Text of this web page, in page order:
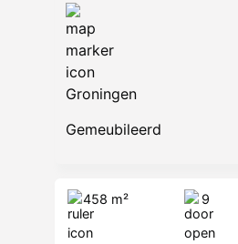
Groningen
Gemeubileerd
458 m² 9